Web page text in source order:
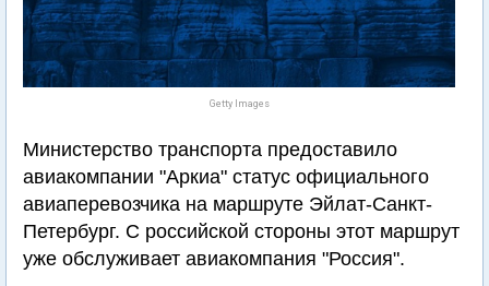
Getty Images
Министерство транспорта предоставило
авиакомпании "Аркиа" статус официального
авиаперевозчика на маршруте Эйлат-Санкт-
Петербург. С российской стороны этот маршрут
уже обслуживает авиакомпания "Россия".